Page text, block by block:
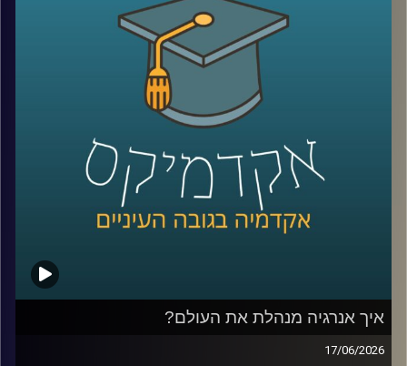
היום אנחנו יוצאים להכיר את סומלילנד, מדינה שרוב האנשים
מעולם לא שמעו עליה, אבל ייתכן שבעשור הקרוב היא תהפוך
לשחקנית משמעותית בזירה הגיאופוליטית.
כדי להבין איך נראים החיים במדינה שלא קיימת רשמית, למה
המעצמות הגדולות מתחילות להתעניין בה, והאם גם לישראל יש
אינטרס שם, הצטרף אליי היום השגריר ד״ר חיים קורן, בית ספר
לאודר לממשל, דיפלומטיה ואסטרטגיה, אוניברסיטת רייכמן.
שגריר ישראל הראשון לדרום סודן ושגריר מצרים
קרדיט תמונות:AudioVersity
איך אנרגיה מנהלת את העולם?
17/06/2026